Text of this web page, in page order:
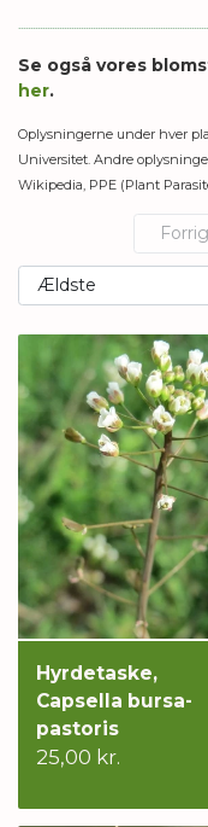
Se også vores
her.
Oplysningerne under hver
Universitet. Andre
Wikipedia, PPE (Plant
Hyrdetaske,
Capsella bursa-
pastoris
25,00 kr.